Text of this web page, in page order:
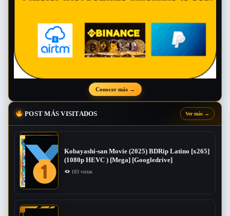
Conocer más →
POST MÁS VISITADOS Ver más →
Kobayashi-san Movie (2025) BDRip Latino [x265]
(1080p HEVC ) [Mega] [Googledrive]
183 vistas